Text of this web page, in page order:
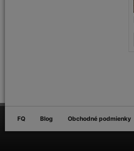
FQ Blog Obchodné podmienky